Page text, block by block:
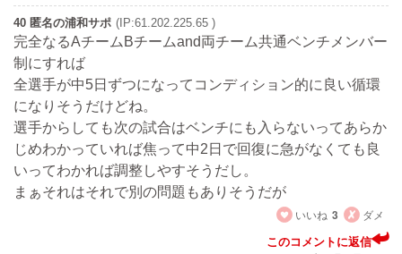
40 匿名の浦和サポ (IP:61.202.225.65 )
完全なるAチームBチームand両チーム共通ベンチメンバー
制にすれば
全選手が中5日ずつになってコンディション的に良い循環
になりそうだけどね。
選手からしても次の試合はベンチにも入らないってあらか
じめわかっていれば焦って中2日で回復に急がなくても良
いってわかれば調整しやすそうだし。
まぁそれはそれで別の問題もありそうだが
いいね 3 ダメ
このコメントに返信